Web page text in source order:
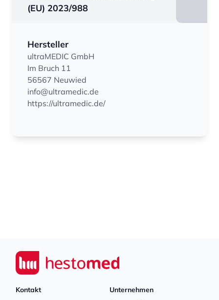
(EU) 2023/988
Hersteller
ultraMEDIC GmbH
Im Bruch 11
56567 Neuwied
info@ultramedic.de
https://ultramedic.de/
Seiwert GmbH
Kontakt
Unternehmen